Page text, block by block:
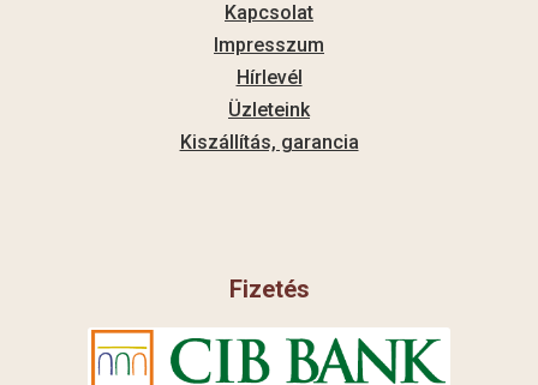
Kapcsolat
Impresszum
Hírlevél
Üzleteink
Kiszállítás, garancia
Fizetés